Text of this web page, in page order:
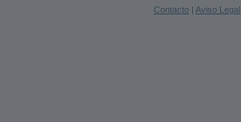
Contacto | Aviso Legal